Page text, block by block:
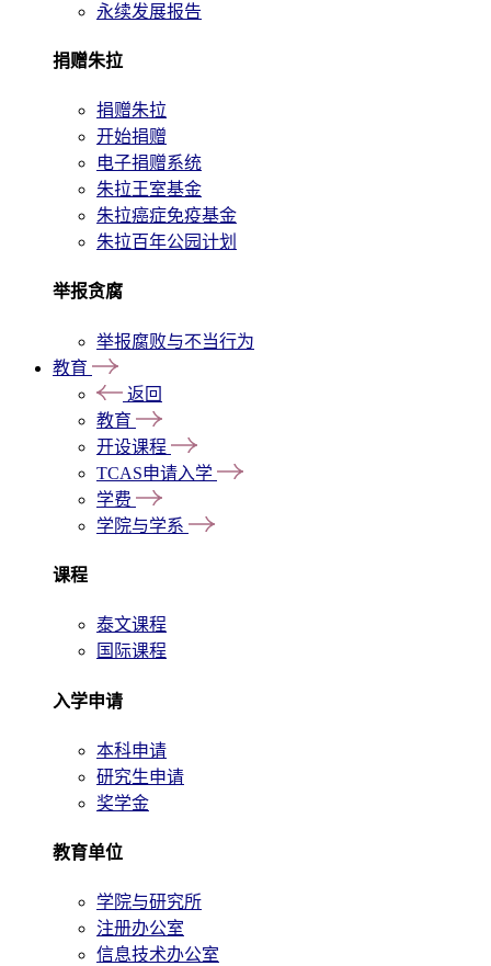
永续发展报告
捐赠朱拉
捐赠朱拉
开始捐赠
电子捐赠系统
朱拉王室基金
朱拉癌症免疫基金
朱拉百年公园计划
举报贪腐
举报腐败与不当行为
教育
返回
教育
开设课程
TCAS申请入学
学费
学院与学系
课程
泰文课程
国际课程
入学申请
本科申请
研究生申请
奖学金
教育单位
学院与研究所
注册办公室
信息技术办公室